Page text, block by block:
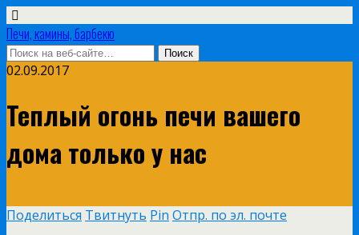
Печи, камины, барбекю
02.09.2017
Теплый огонь печи вашего
дома только у нас
Поделиться Твитнуть Pin Отпр. по эл. почте